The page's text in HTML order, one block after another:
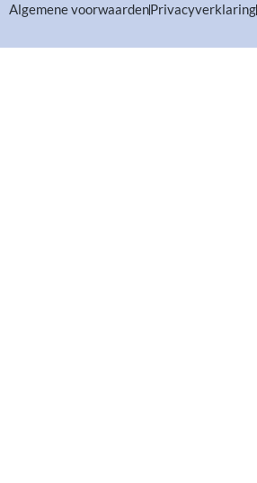
Algemene voorwaardenPrivacyverklaring